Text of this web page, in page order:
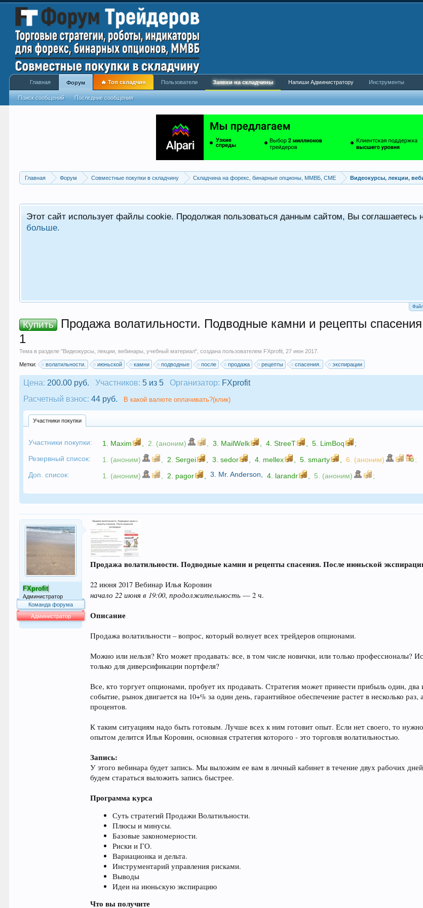
Главная Форум Совместные покупки в складчину Складчина на форекс, бинарные опционы, ММВБ, CME Видеокурсы, лекции,
Этот сайт использует файлы cookie. Продолжая пользоваться данным сайтом, Вы
больше.
Купить
Продажа волатильности. Подводные камни и рецепты
1
Тема в разделе "Видеокурсы, лекции, вебинары, учебный материал", создана пользователем FXprofit ,27 июн 2017
Метки: волатильности. июньской камни подводные после продажа рецепты спасения. экспирации
Цена: 200.00 руб. Участников: 5 из 5 Организатор: FXprofit
Расчетный взнос: 44 руб. В какой валюте оплачивать?(клик)
Участники покупки
Участники покупки: 1. Maxim 2. (аноним) 3. MailWelk 4.StreeT 5. LimBoq
;
Резервный список:
1. (аноним) 2.Sergei 3.sedor 4. mellex 5.smarty 6. (аноним)
;
Доп. список:
1. (аноним) 2. pagor 3. Mr. Anderson 4. larandr 5. (аноним) ;
FXprofit
Администратор
Команда форума
Администратор
Продажа волатильности. Подводные камни и рецепты спасения. После июньской
22 июня 2017 Вебинар Илья Коровин
начало 22 июня в 19:00, продолжительность — 2 ч.
Описание
Продажа волатильности – вопрос, который волнует всех трейдеров опционами.
Можно или нельзя? Кто может продавать: все, в том числе новички, или только профессионалы?
только для диверсификации портфеля?
Все, кто торгует опционами, пробует их продавать. Стратегия может принести прибыль один, два
событие, рынок двигается на 10+% за один день, гарантийное обеспечение растет в несколько
процентов.
К таким ситуациям надо быть готовым. Лучше всех к ним готовит опыт. Если нет своего, то
опытом делится Илья Коровин, основная стратегия которого - это торговля волатильностью.
Запись:
У этого вебинара будет запись. Мы выложим ее вам в личный кабинет в течение двух рабочих
будем стараться выложить запись быстрее.
Программа курса
Суть стратегий Продажи Волатильности.
Плюсы и минусы.
Базовые закономерности.
Риски и ГО.
Вариационка и дельта.
Инструментарий управления рисками.
Выводы
Идеи на июньскую экспирацию
Что вы получите
Главная Форум
Поиск сообщений Последние сообщения
🔥 Топ складчин Пользователи Заявки на складчины Напиши Администратору Инструменты